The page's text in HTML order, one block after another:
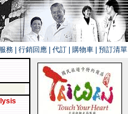
服務 行銷回應 代訂 購物車 預訂清單